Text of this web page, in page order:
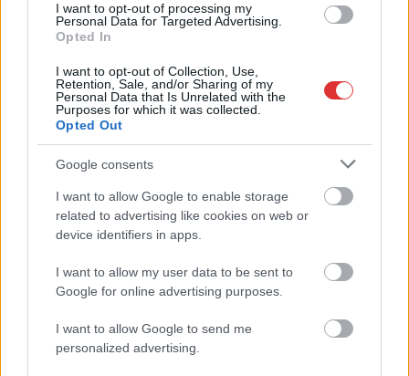
I want to opt-out of processing my
Personal Data for Targeted Advertising.
Opted In
I want to opt-out of Collection, Use,
Retention, Sale, and/or Sharing of my
Personal Data that Is Unrelated with the
Purposes for which it was collected.
Opted Out
Google consents
I want to allow Google to enable storage
related to advertising like cookies on web or
device identifiers in apps.
I want to allow my user data to be sent to
Google for online advertising purposes.
I want to allow Google to send me
personalized advertising.
Hírlevél feliratkozás